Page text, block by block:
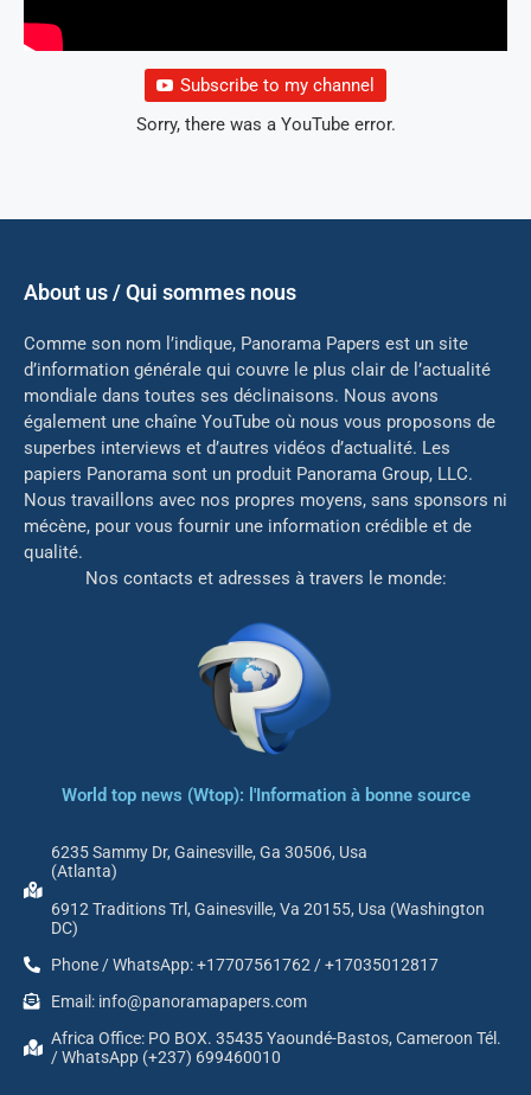
Subscribe to my channel
Sorry, there was a YouTube error.
About us / Qui sommes nous
Comme son nom l’indique, Panorama Papers est un site
d’information générale qui couvre le plus clair de l’actualité
mondiale dans toutes ses déclinaisons. Nous avons
également une chaîne YouTube où nous vous proposons de
superbes interviews et d’autres vidéos d’actualité. Les
papiers Panorama sont un produit Panorama Group, LLC.
Nous travaillons avec nos propres moyens, sans sponsors ni
mécène, pour vous fournir une information crédible et de
qualité.
Nos contacts et adresses à travers le monde:
World top news (Wtop): l'Information à bonne source
6235 Sammy Dr, Gainesville, Ga 30506, Usa
(Atlanta)
6912 Traditions Trl, Gainesville, Va 20155, Usa (Washington
DC)
Phone / WhatsApp: +17707561762 / +17035012817
Email: info@panoramapapers.com
Africa Office: PO BOX. 35435 Yaoundé-Bastos, Cameroon Tél.
/ WhatsApp (+237) 699460010